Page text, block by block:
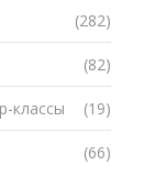
(282)
(82)
(19)
классы
(66)